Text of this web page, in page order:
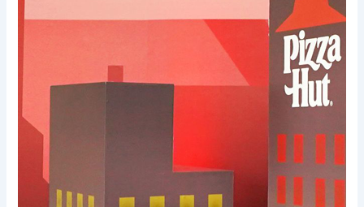
Xem thêm